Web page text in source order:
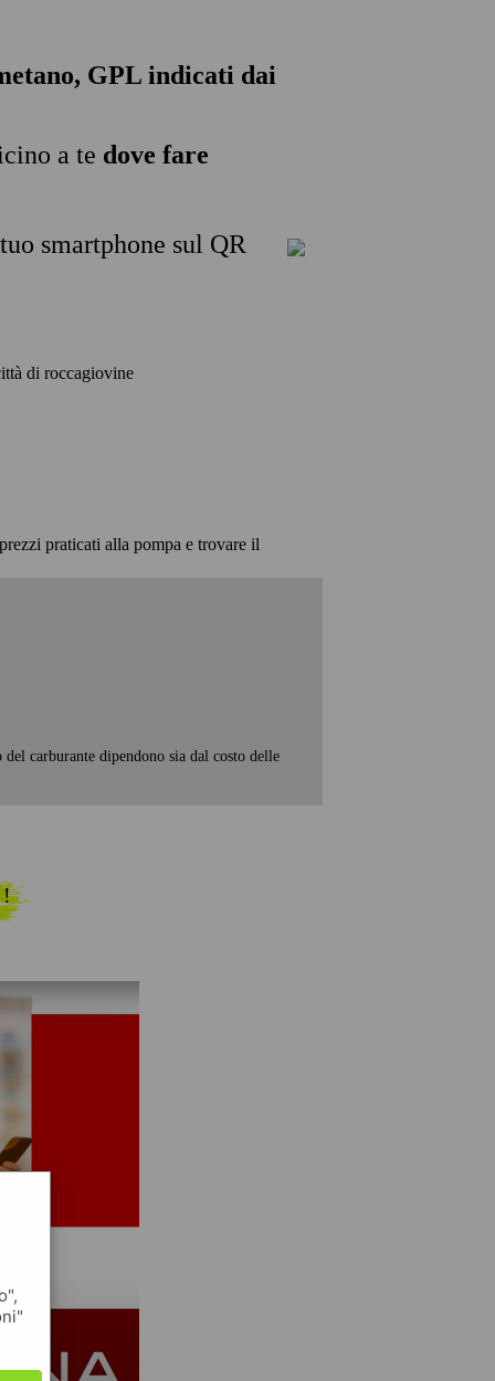
GPL indicati dai
a te dove fare
smartphone sul QR
di roccagiovine
praticati alla pompa e trovare il
carburante dipendono sia dal costo delle
!